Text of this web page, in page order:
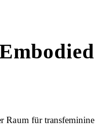
Raum für transfeminine